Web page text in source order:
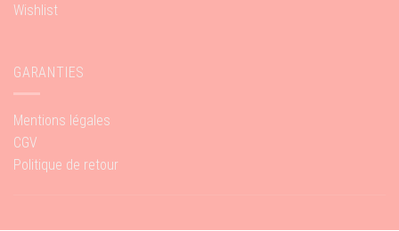
Wishlist
GARANTIES
Mentions légales
CGV
Politique de retour